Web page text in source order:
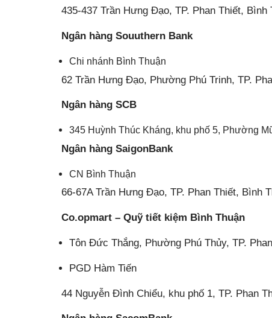
435-437 Trần Hưng Đạo, TP. Phan Thiết, Bình
Ngân hàng Souuthern Bank
Chi nhánh Bình Thuận
62 Trần Hưng Đạo, Phường Phú Trinh, TP.
Ngân hàng SCB
345 Huỳnh Thúc Kháng, khu phố 5, Phường
Ngân hàng SaigonBank
CN Bình Thuận
66-67A Trần Hưng Đạo, TP. Phan Thiết, Bình
Co.opmart – Quỹ tiết kiệm Bình Thuận
Tôn Đức Thắng, Phường Phú Thủy, TP.
PGD Hàm Tiến
44 Nguyễn Đình Chiểu, khu phố 1, TP. Phan